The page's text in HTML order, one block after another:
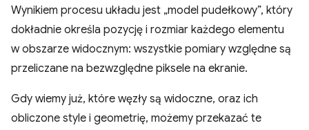
Wynikiem procesu układu jest „model pudełkowy”, który
dokładnie określa pozycję i rozmiar każdego elementu
w obszarze widocznym: wszystkie pomiary względne są
przeliczane na bezwzględne piksele na ekranie.
Gdy wiemy już, które węzły są widoczne, oraz ich
obliczone style i geometrię, możemy przekazać te